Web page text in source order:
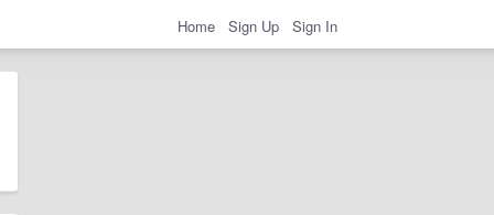
Home Sign Up Sign In